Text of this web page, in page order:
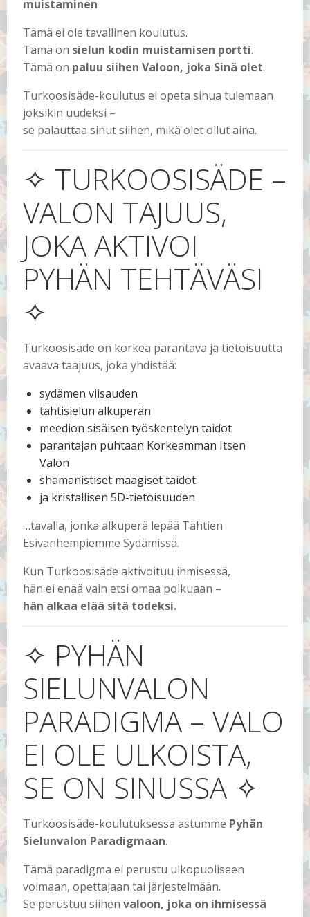
muistaminen
Tämä ei ole tavallinen koulutus.
Tämä on sielun kodin muistamisen portti.
Tämä on paluu siihen Valoon, joka Sinä olet.
Turkoosisäde-koulutus ei opeta sinua tulemaan
joksikin uudeksi –
se palauttaa sinut siihen, mikä olet ollut aina.
✧ TURKOOSISÄDE –
VALON TAJUUS,
JOKA AKTIVOI
PYHÄN TEHTÄVÄSI
✧
Turkoosisäde on korkea parantava ja tietoisuutta
avaava taajuus, joka yhdistää:
sydämen viisauden
tähtisielun alkuperän
meedion sisäisen työskentelyn taidot
parantajan puhtaan Korkeamman Itsen
Valon
shamanistiset maagiset taidot
ja kristallisen 5D-tietoisuuden
…tavalla, jonka alkuperä lepää Tähtien
Esivanhempiemme Sydämissä.
Kun Turkoosisäde aktivoituu ihmisessä,
hän ei enää vain etsi omaa polkuaan –
hän alkaa elää sitä todeksi.
✧ PYHÄN
SIELUNVALON
PARADIGMA – VALO
EI OLE ULKOISTA,
SE ON SINUSSA ✧
Turkoosisäde-koulutuksessa astumme Pyhän
Sielunvalon Paradigmaan.
Tämä paradigma ei perustu ulkopuoliseen
voimaan, opettajaan tai järjestelmään.
Se perustuu siihen valoon, joka on ihmisessä